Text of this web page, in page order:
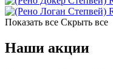
Показать все Скрыть все
Наши акции